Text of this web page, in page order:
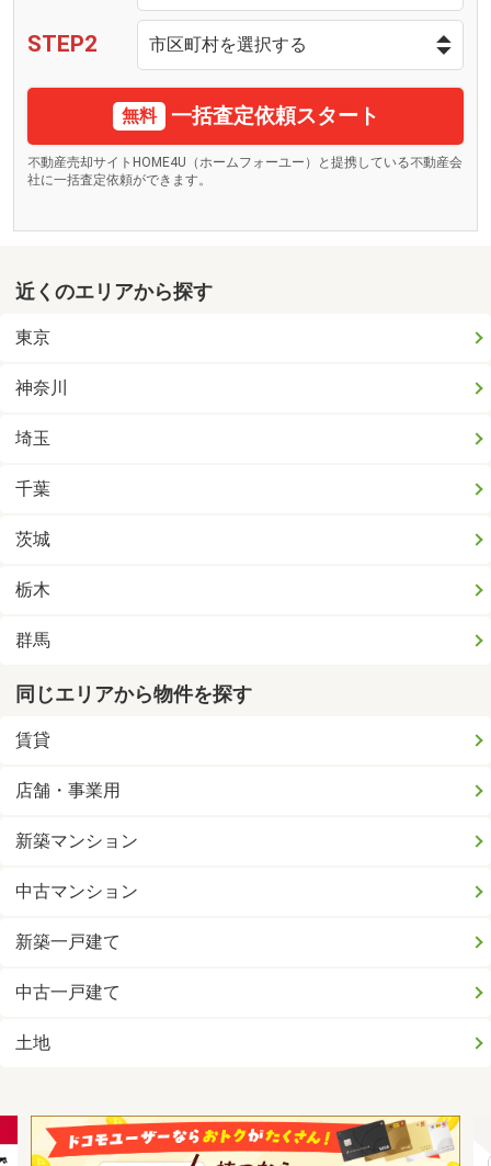
STEP2
無料 一括査定依頼スタート
不動産売却サイトHOME4U（ホームフォーユー）と提携している不動産会
社に一括査定依頼ができます。
近くのエリアから探す
東京
神奈川
埼玉
千葉
茨城
栃木
群馬
同じエリアから物件を探す
賃貸
店舗・事業用
新築マンション
中古マンション
新築一戸建て
中古一戸建て
土地